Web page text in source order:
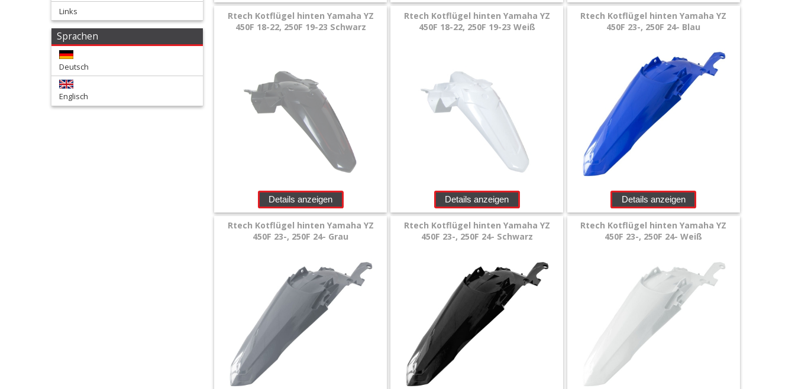
Oversize
Kühlerschutzlamellen
Plastikkits
Rahmenschützer
Links
Sprachen
Deutsch
Englisch
Rtech Kotflügel hinten Yamaha YZ
450F 18-22, 250F 19-23 Schwarz
Details anzeigen
Rtech Kotflügel hinten Yamaha YZ
450F 18-22, 250F 19-23 Weiß
Details anzeigen
Rtech Kotflügel hinten Yamaha YZ
450F 23-, 250F 24- Blau
Details anzeigen
Rtech Kotflügel hinten Yamaha YZ
450F 23-, 250F 24- Grau
Rtech Kotflügel hinten Yamaha YZ
450F 23-, 250F 24- Schwarz
Rtech Kotflügel hinten Yamaha YZ
450F 23-, 250F 24- Weiß